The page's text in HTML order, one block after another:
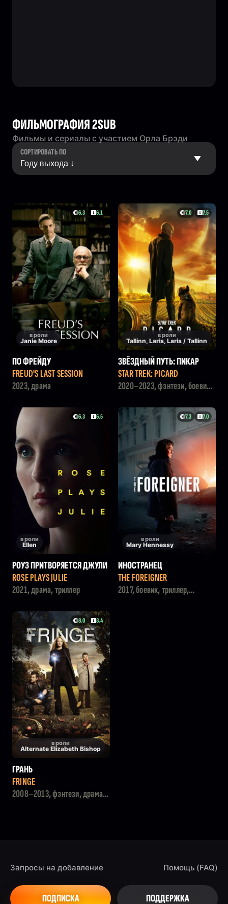
ФИЛЬМОГРАФИЯ 2SUB
Фильмы и сериалы с участием Орла Брэди
СОРТИРОВАТЬ ПО
6.3 6.1
в роли
Janie Moore
ПО ФРЕЙДУ
FREUD'S LAST SESSION
2023, драма
7.0 7.5
в роли
Tallinn, Laris, Laris / Tallinn
ЗВЁЗДНЫЙ ПУТЬ: ПИКАР
STAR TREK: PICARD
2020–2023, фэнтези, боевик,
6.3 6.5
в роли
Ellen
РОУЗ ПРИТВОРЯЕТСЯ ДЖУЛИ
ROSE PLAYS JULIE
2021, драма, триллер
7.3 7.0
в роли
Mary Hennessy
ИНОСТРАНЕЦ
THE FOREIGNER
2017, боевик, триллер,
8.0 8.4
в роли
Alternate Elizabeth Bishop
ГРАНЬ
FRINGE
2008–2013, фэнтези, драма,
Запросы на добавление
ПОДПИСКА
Помощь (FAQ)
ПОДДЕРЖКА